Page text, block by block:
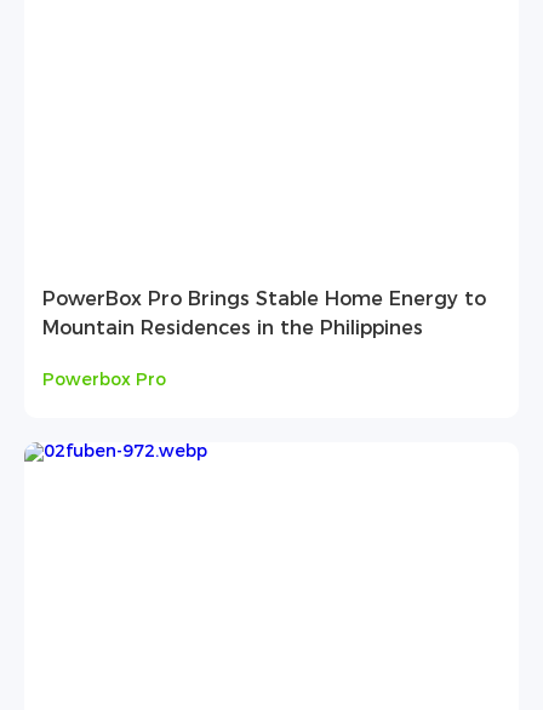
PowerBox Pro Brings Stable Home Energy to
Mountain Residences in the Philippines
Powerbox Pro